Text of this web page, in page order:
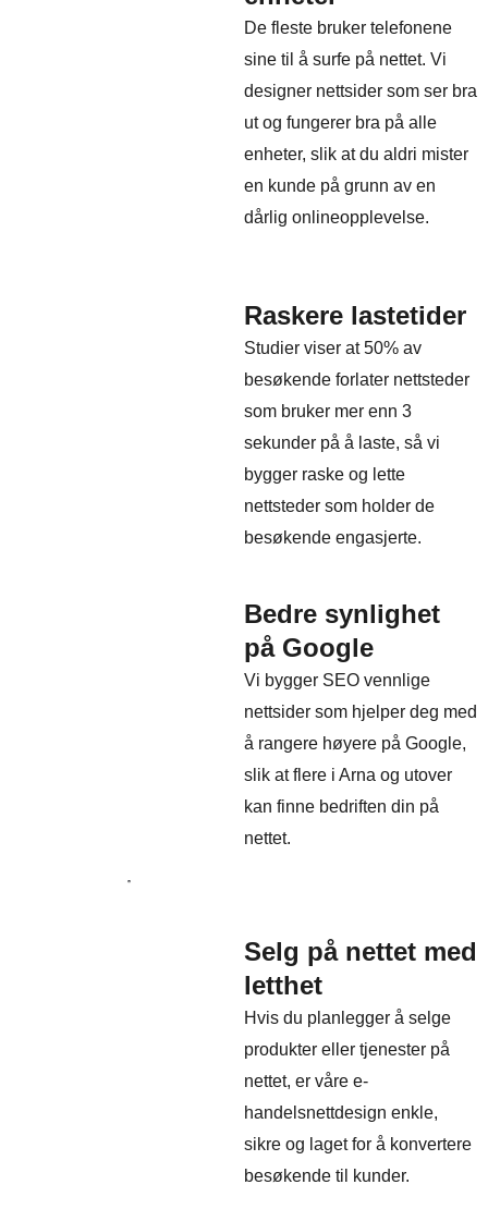
De fleste bruker telefonene
sine til å surfe på nettet. Vi
designer nettsider som ser bra
ut og fungerer bra på alle
enheter, slik at du aldri mister
en kunde på grunn av en
dårlig onlineopplevelse.
Raskere lastetider
Studier viser at 50% av
besøkende forlater nettsteder
som bruker mer enn 3
sekunder på å laste, så vi
bygger raske og lette
nettsteder som holder de
besøkende engasjerte.
Bedre synlighet
på Google
Vi bygger SEO vennlige
nettsider som hjelper deg med
å rangere høyere på Google,
slik at flere i Arna og utover
kan finne bedriften din på
nettet.
Selg på nettet med
letthet
Hvis du planlegger å selge
produkter eller tjenester på
nettet, er våre e-
handelsnettdesign enkle,
sikre og laget for å konvertere
besøkende til kunder.